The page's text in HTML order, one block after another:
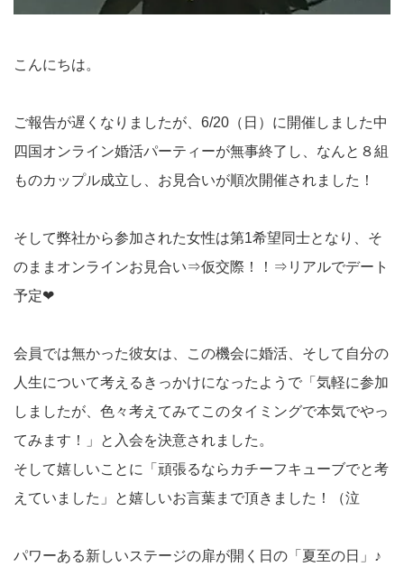
こんにちは。
ご報告が遅くなりましたが、6/20（日）に開催しました中
四国オンライン婚活パーティーが無事終了し、なんと８組
ものカップル成立し、お見合いが順次開催されました！
そして弊社から参加された女性は第1希望同士となり、そ
のままオンラインお見合い⇒仮交際！！⇒リアルでデート
予定❤
会員では無かった彼女は、この機会に婚活、そして自分の
人生について考えるきっかけになったようで「気軽に参加
しましたが、色々考えてみてこのタイミングで本気でやっ
てみます！」と入会を決意されました。
そして嬉しいことに「頑張るならカチーフキューブでと考
えていました」と嬉しいお言葉まで頂きました！（泣
パワーある新しいステージの扉が開く日の「夏至の日」♪